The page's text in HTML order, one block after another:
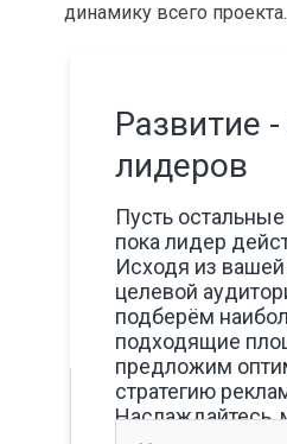
динамику всего проекта.